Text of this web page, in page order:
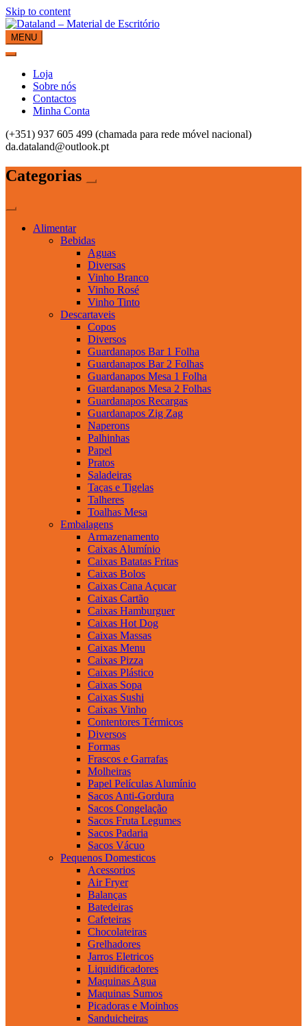
Skip to content
Dataland – Material de Escritório
Material de Escritório
MENU
Loja
Sobre nós
Contactos
Minha Conta
(+351) 937 605 499 (chamada para rede móvel nacional)
da.dataland@outlook.pt
Categorias
Alimentar
Bebidas
Aguas
Diversas
Vinho Branco
Vinho Rosé
Vinho Tinto
Descartaveis
Copos
Diversos
Guardanapos Bar 1 Folha
Guardanapos Bar 2 Folhas
Guardanapos Mesa 1 Folha
Guardanapos Mesa 2 Folhas
Guardanapos Recargas
Guardanapos Zig Zag
Naperons
Palhinhas
Papel
Pratos
Saladeiras
Taças e Tigelas
Talheres
Toalhas Mesa
Embalagens
Armazenamento
Caixas Alumínio
Caixas Batatas Fritas
Caixas Bolos
Caixas Cana Açucar
Caixas Cartão
Caixas Hamburguer
Caixas Hot Dog
Caixas Massas
Caixas Menu
Caixas Pizza
Caixas Plástico
Caixas Sopa
Caixas Sushi
Caixas Vinho
Contentores Térmicos
Diversos
Formas
Frascos e Garrafas
Molheiras
Papel Películas Alumínio
Sacos Anti-Gordura
Sacos Congelação
Sacos Fruta Legumes
Sacos Padaria
Sacos Vácuo
Pequenos Domesticos
Acessorios
Air Fryer
Balanças
Batedeiras
Cafeteiras
Chocolateiras
Grelhadores
Jarros Eletricos
Liquidificadores
Maquinas Agua
Maquinas Sumos
Picadoras e Moinhos
Sanduicheiras